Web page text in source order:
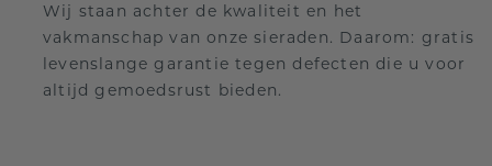
Wij staan achter de kwaliteit en het
vakmanschap van onze sieraden. Daarom: gratis
levenslange garantie tegen defecten die u voor
altijd gemoedsrust bieden.